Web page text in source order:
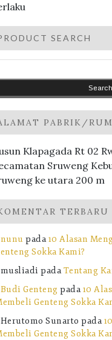
SEARCH
PABRIK/
Klapagada Rt 02
Sruweng
ke utara 200 m
TERBARU
nunu pada10 Alasan
Sokka Kami?
musliadi padaTentang
Budi Genteng pada10
Genteng Sokka
Herutomo Sunarto pada
Genteng Sokka